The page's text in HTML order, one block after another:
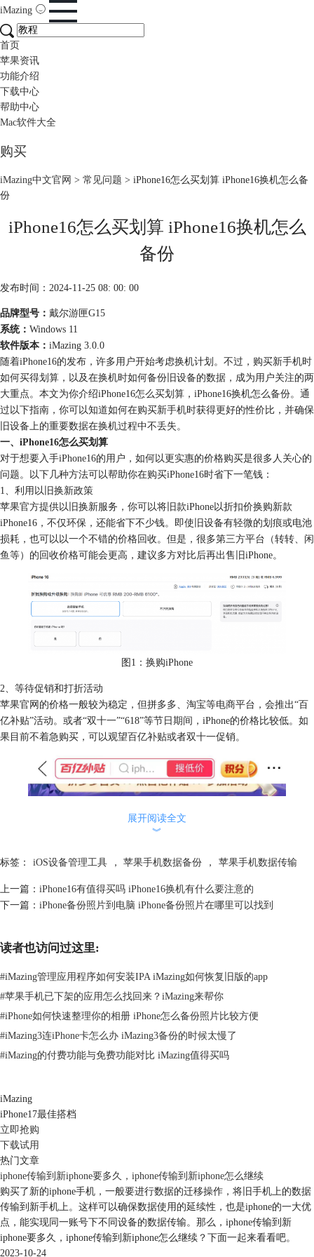
iMazing
首页
苹果资讯
功能介绍
下载中心
帮助中心
Mac软件大全
购买
iMazing中文官网 > 常见问题 > iPhone16怎么买划算 iPhone16换机怎么备
份
iPhone16怎么买划算 iPhone16换机怎么
备份
发布时间：2024-11-25 08: 00: 00
品牌型号： 戴尔游匣G15
系统： Windows 11
软件版本： iMazing 3.0.0
随着iPhone16的发布，许多用户开始考虑换机计划。不过，购买新手机时
如何买得划算，以及在换机时如何备份旧设备的数据，成为用户关注的两
大重点。本文为你介绍iPhone16怎么买划算，iPhone16换机怎么备份。通
过以下指南，你可以知道如何在购买新手机时获得更好的性价比，并确保
旧设备上的重要数据在换机过程中不丢失。
一、iPhone16怎么买划算
对于想要入手iPhone16的用户，如何以更实惠的价格购买是很多人关心的
问题。以下几种方法可以帮助你在购买iPhone16时省下一笔钱：
1、利用以旧换新政策
苹果官方提供以旧换新服务，你可以将旧款iPhone以折扣价换购新款
iPhone16，不仅环保，还能省下不少钱。即使旧设备有轻微的划痕或电池
损耗，也可以以一个不错的价格回收。但是，很多第三方平台（转转、闲
鱼等）的回收价格可能会更高，建议多方对比后再出售旧iPhone。
图1：换购iPhone
2、等待促销和打折活动
苹果官网的价格一般较为稳定，但拼多多、淘宝等电商平台，会推出“百
亿补贴”活动。或者“双十一”“618”等节日期间，iPhone的价格比较低。如
果目前不着急购买，可以观望百亿补贴或者双十一促销。
求。根据个人的使用习惯，你可以升级iCloud云存储服务，将照片、视频
存储在云端，这样就不需要购买高存储版本的iPhone16，从而节省一笔费
用。
展开阅读全文
︾
标签： iOS设备管理工具 ， 苹果手机数据备份 ， 苹果手机数据传输
上一篇： iPhone16有值得买吗 iPhone16换机有什么要注意的
下一篇： iPhone备份照片到电脑 iPhone备份照片在哪里可以找到
读者也访问过这里:
#iMazing管理应用程序如何安装IPA iMazing如何恢复旧版的app
#苹果手机已下架的应用怎么找回来？iMazing来帮你
#iPhone如何快速整理你的相册 iPhone怎么备份照片比较方便
#iMazing3连iPhone卡怎么办 iMazing3备份的时候太慢了
#iMazing的付费功能与免费功能对比 iMazing值得买吗
iMazing
iPhone17最佳搭档
立即抢购
下载试用
热门文章
iphone传输到新iphone要多久，iphone传输到新iphone怎么继续
购买了新的iphone手机，一般要进行数据的迁移操作，将旧手机上的数据
传输到新手机上。这样可以确保数据使用的延续性，也是iphone的一大优
点，能实现同一账号下不同设备的数据传输。那么，iphone传输到新
iphone要多久，iphone传输到新iphone怎么继续？下面一起来看看吧。
2023-10-24